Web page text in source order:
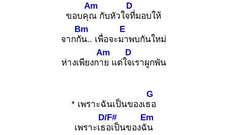
ขอบคุณ
Am
กับหัวใจที่
D
มอบให้
จากกัน
Bm
.. เพื่อจะมา
E
พบกันใหม่
ห่างเพียงกาย
Am
แต่ใจเ
D
ราผูกพัน
* เพราะฉันเป็นของเธอ
G
เพราะเธอ
D/F#
เป็นของฉัน
Em